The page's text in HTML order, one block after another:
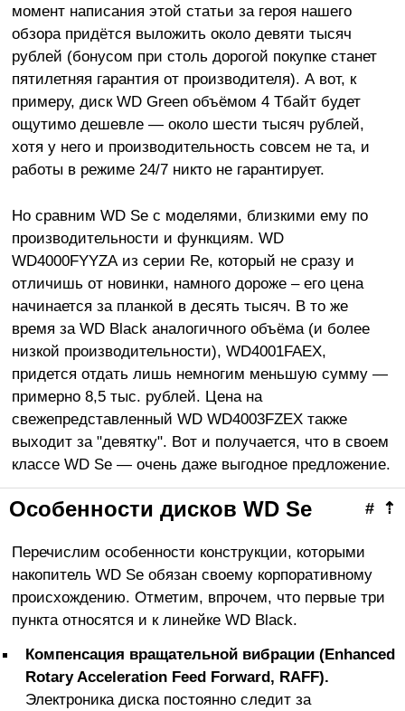
момент написания этой статьи за героя нашего
обзора придётся выложить около девяти тысяч
рублей (бонусом при столь дорогой покупке станет
пятилетняя гарантия от производителя). А вот, к
примеру, диск WD Green объёмом 4 Тбайт будет
ощутимо дешевле — около шести тысяч рублей,
хотя у него и производительность совсем не та, и
работы в режиме 24/7 никто не гарантирует.
Но сравним WD Se с моделями, близкими ему по
производительности и функциям. WD
WD4000FYYZА из серии Re, который не сразу и
отличишь от новинки, намного дороже – его цена
начинается за планкой в десять тысяч. В то же
время за WD Black аналогичного объёма (и более
низкой производительности), WD4001FAEX,
придется отдать лишь немногим меньшую сумму —
примерно 8,5 тыс. рублей. Цена на
свежепредставленный WD WD4003FZEX также
выходит за "девятку". Вот и получается, что в своем
классе WD Se — очень даже выгодное предложение.
⇡
#
Особенности дисков WD Se
Перечислим особенности конструкции, которыми
накопитель WD Se обязан своему корпоративному
происхождению. Отметим, впрочем, что первые три
пункта относятся и к линейке WD Black.
Компенсация вращательной вибрации (Enhanced
Rotary Acceleration Feed Forward, RAFF).
Электроника диска постоянно следит за